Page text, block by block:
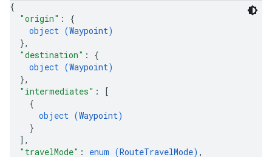
{
"origin" : {
object (Waypoint)
},
"destination" : {
object (Waypoint)
},
"intermediates" :
[
{
object (Waypoint)
}
] ,
"travelMode" : enum (RouteTravelMode) ,